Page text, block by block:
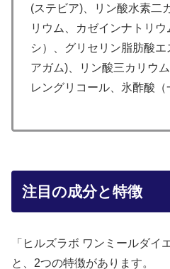
(ステビア)、リン酸水素二
リウム、カゼインナトリ
シ）、グリセリン脂肪酸
アガム)、リン酸三カリウ
レングリコール、氷酢酸（
注目の成分と特徴
「ヒルズラボ ワンミールダイ
と、2つの特徴があります。